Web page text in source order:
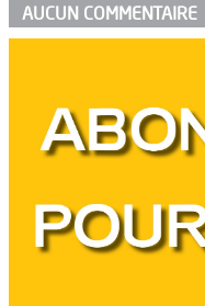
AUCUN COMMENTAIRE